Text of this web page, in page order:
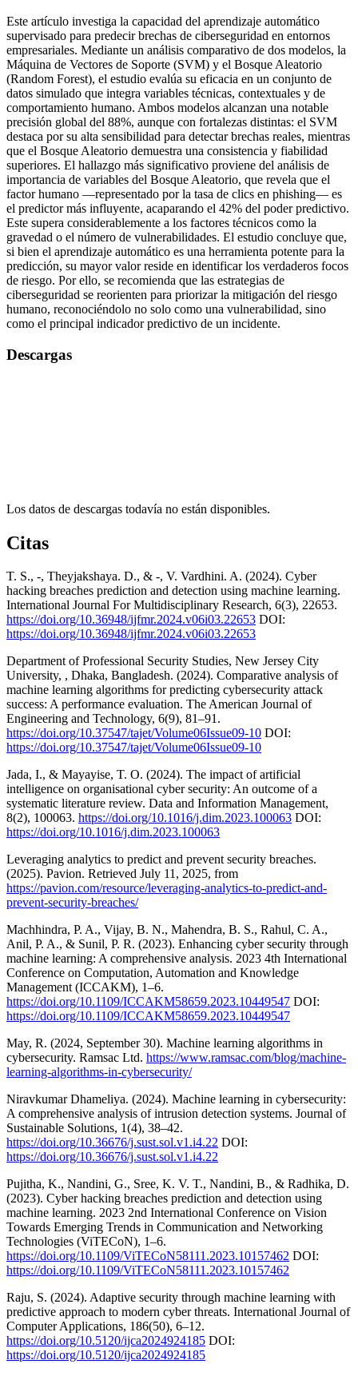
Este artículo investiga la capacidad del aprendizaje automático
supervisado para predecir brechas de ciberseguridad en entornos
empresariales. Mediante un análisis comparativo de dos modelos, la
Máquina de Vectores de Soporte (SVM) y el Bosque Aleatorio
(Random Forest), el estudio evalúa su eficacia en un conjunto de
datos simulado que integra variables técnicas, contextuales y de
comportamiento humano. Ambos modelos alcanzan una notable
precisión global del 88%, aunque con fortalezas distintas: el SVM
destaca por su alta sensibilidad para detectar brechas reales, mientras
que el Bosque Aleatorio demuestra una consistencia y fiabilidad
superiores. El hallazgo más significativo proviene del análisis de
importancia de variables del Bosque Aleatorio, que revela que el
factor humano —representado por la tasa de clics en phishing— es
el predictor más influyente, acaparando el 42% del poder predictivo.
Este supera considerablemente a los factores técnicos como la
gravedad o el número de vulnerabilidades. El estudio concluye que,
si bien el aprendizaje automático es una herramienta potente para la
predicción, su mayor valor reside en identificar los verdaderos focos
de riesgo. Por ello, se recomienda que las estrategias de
ciberseguridad se reorienten para priorizar la mitigación del riesgo
humano, reconociéndolo no solo como una vulnerabilidad, sino
como el principal indicador predictivo de un incidente.
Descargas
Los datos de descargas todavía no están disponibles.
Citas
T. S., -, Theyjakshaya. D., & -, V. Vardhini. A. (2024). Cyber
hacking breaches prediction and detection using machine learning.
International Journal For Multidisciplinary Research, 6(3), 22653.
https://doi.org/10.36948/ijfmr.2024.v06i03.22653 DOI:
https://doi.org/10.36948/ijfmr.2024.v06i03.22653
Department of Professional Security Studies, New Jersey City
University, , Dhaka, Bangladesh. (2024). Comparative analysis of
machine learning algorithms for predicting cybersecurity attack
success: A performance evaluation. The American Journal of
Engineering and Technology, 6(9), 81–91.
https://doi.org/10.37547/tajet/Volume06Issue09-10 DOI:
https://doi.org/10.37547/tajet/Volume06Issue09-10
Jada, I., & Mayayise, T. O. (2024). The impact of artificial
intelligence on organisational cyber security: An outcome of a
systematic literature review. Data and Information Management,
8(2), 100063. https://doi.org/10.1016/j.dim.2023.100063 DOI:
https://doi.org/10.1016/j.dim.2023.100063
Leveraging analytics to predict and prevent security breaches.
(2025). Pavion. Retrieved July 11, 2025, from
https://pavion.com/resource/leveraging-analytics-to-predict-and-
prevent-security-breaches/
Machhindra, P. A., Vijay, B. N., Mahendra, B. S., Rahul, C. A.,
Anil, P. A., & Sunil, P. R. (2023). Enhancing cyber security through
machine learning: A comprehensive analysis. 2023 4th International
Conference on Computation, Automation and Knowledge
Management (ICCAKM), 1–6.
https://doi.org/10.1109/ICCAKM58659.2023.10449547 DOI:
https://doi.org/10.1109/ICCAKM58659.2023.10449547
May, R. (2024, September 30). Machine learning algorithms in
cybersecurity. Ramsac Ltd. https://www.ramsac.com/blog/machine-
learning-algorithms-in-cybersecurity/
Niravkumar Dhameliya. (2024). Machine learning in cybersecurity:
A comprehensive analysis of intrusion detection systems. Journal of
Sustainable Solutions, 1(4), 38–42.
https://doi.org/10.36676/j.sust.sol.v1.i4.22 DOI:
https://doi.org/10.36676/j.sust.sol.v1.i4.22
Pujitha, K., Nandini, G., Sree, K. V. T., Nandini, B., & Radhika, D.
(2023). Cyber hacking breaches prediction and detection using
machine learning. 2023 2nd International Conference on Vision
Towards Emerging Trends in Communication and Networking
Technologies (ViTECoN), 1–6.
https://doi.org/10.1109/ViTECoN58111.2023.10157462 DOI:
https://doi.org/10.1109/ViTECoN58111.2023.10157462
Raju, S. (2024). Adaptive security through machine learning with
predictive approach to modern cyber threats. International Journal of
Computer Applications, 186(50), 6–12.
https://doi.org/10.5120/ijca2024924185 DOI:
https://doi.org/10.5120/ijca2024924185